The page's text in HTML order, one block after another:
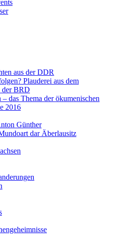
aus der DDR
Plauderei aus dem
der BRD
– das Thema der ökumenischen
2016
Günther
dar Äberlausitz